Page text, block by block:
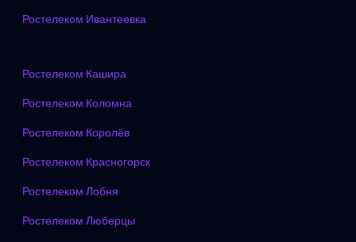
Ростелеком Ивантеевка
Ростелеком Кашира
Ростелеком Коломна
Ростелеком Королёв
Ростелеком Красногорск
Ростелеком Лобня
Ростелеком Люберцы